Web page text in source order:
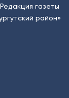
газеты
район»